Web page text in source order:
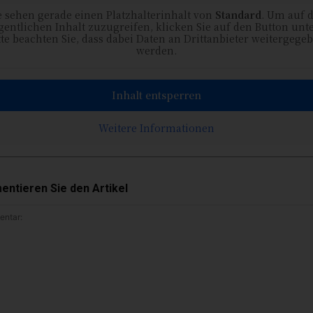
sehen gerade einen Platzhalterinhalt von Standard. Um auf
Inhalt zuzugreifen, klicken Sie auf den Button
beachten Sie, dass dabei Daten an Drittanbieter
werden.
Inhalt entsperren
Weitere Informationen
Sie den Artikel